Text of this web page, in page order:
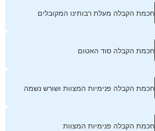
חכמת הקבלה מעלת רבותינו המקובלים
חכמת הקבלה סוד האטום
חכמת הקבלה פנימיות המצוות ושורש נשמה
חכמת הקבלה פנימיות המצוות